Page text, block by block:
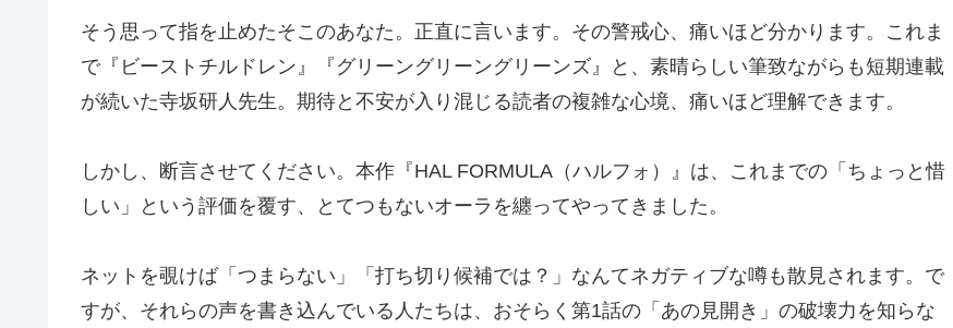
そう思って指を止めたそこのあなた。正直に言います。その警戒心、痛いほど分かります。これま
で『ビーストチルドレン』『グリーングリーングリーンズ』と、素晴らしい筆致ながらも短期連載
が続いた寺坂研人先生。期待と不安が入り混じる読者の複雑な心境、痛いほど理解できます。
しかし、断言させてください。本作『HAL FORMULA（ハルフォ）』は、これまでの「ちょっと惜
しい」という評価を覆す、とてつもないオーラを纏ってやってきました。
ネットを覗けば「つまらない」「打ち切り候補では？」なんてネガティブな噂も散見されます。で
すが、それらの声を書き込んでいる人たちは、おそらく第1話の「あの見開き」の破壊力を知らな